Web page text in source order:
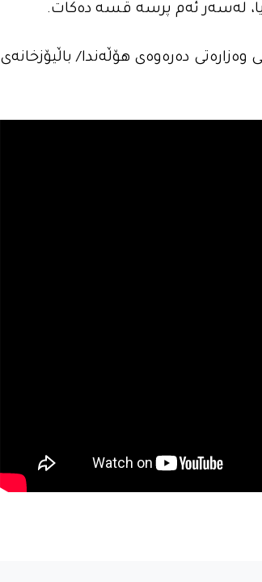
له‌سه‌ر ئه‌م پرسه‌ قسه‌ ده‌كات.
وه‌زاره‌تى ده‌ره‌وه‌ى هۆڵه‌ندا/ باڵیۆزخانه‌ى